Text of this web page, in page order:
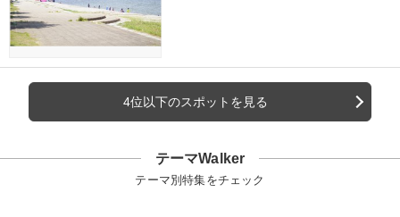
4位以下のスポットを見る
テーマWalker
テーマ別特集をチェック